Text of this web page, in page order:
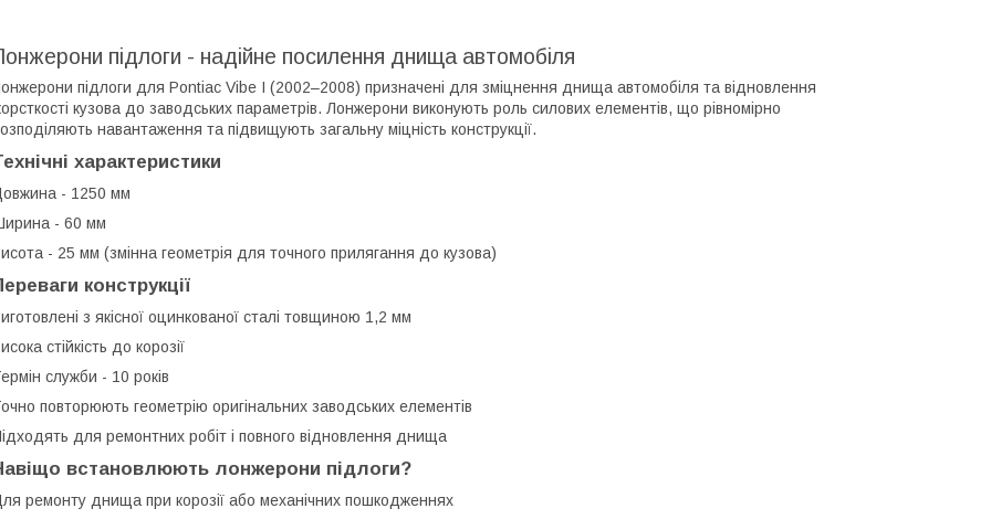
підлоги - надійне посилення днища автомобіля
підлоги для Pontiac Vibe I (2002–2008) призначені для зміцнення днища автомобіля та відновлення
кузова до заводських параметрів. Лонжерони виконують роль силових елементів, що рівномірно
навантаження та підвищують загальну міцність конструкції.
характеристики
- 1250 мм
- 60 мм
- 25 мм (змінна геометрія для точного прилягання до кузова)
конструкції
з якісної оцинкованої сталі товщиною 1,2 мм
стійкість до корозії
служби - 10 років
повторюють геометрію оригінальних заводських елементів
для ремонтних робіт і повного відновлення днища
встановлюють лонжерони підлоги?
ремонту днища при корозії або механічних пошкодженнях